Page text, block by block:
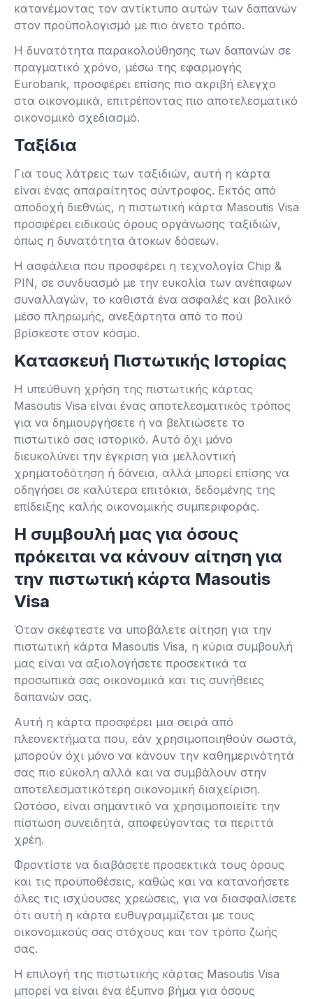
κατανέμοντας τον αντίκτυπο αυτών των δαπανών
στον προϋπολογισμό με πιο άνετο τρόπο.
Η δυνατότητα παρακολούθησης των δαπανών σε
πραγματικό χρόνο, μέσω της εφαρμογής
Eurobank, προσφέρει επίσης πιο ακριβή έλεγχο
στα οικονομικά, επιτρέποντας πιο αποτελεσματικό
οικονομικό σχεδιασμό.
Ταξίδια
Για τους λάτρεις των ταξιδιών, αυτή η κάρτα
είναι ένας απαραίτητος σύντροφος. Εκτός από
αποδοχή διεθνώς, η πιστωτική κάρτα Masoutis Visa
προσφέρει ειδικούς όρους οργάνωσης ταξιδιών,
όπως η δυνατότητα άτοκων δόσεων.
Η ασφάλεια που προσφέρει η τεχνολογία Chip &
PIN, σε συνδυασμό με την ευκολία των ανέπαφων
συναλλαγών, το καθιστά ένα ασφαλές και βολικό
μέσο πληρωμής, ανεξάρτητα από το πού
βρίσκεστε στον κόσμο.
Κατασκευή Πιστωτικής Ιστορίας
Η υπεύθυνη χρήση της πιστωτικής κάρτας
Masoutis Visa είναι ένας αποτελεσματικός τρόπος
για να δημιουργήσετε ή να βελτιώσετε το
πιστωτικό σας ιστορικό. Αυτό όχι μόνο
διευκολύνει την έγκριση για μελλοντική
χρηματοδότηση ή δάνεια, αλλά μπορεί επίσης να
οδηγήσει σε καλύτερα επιτόκια, δεδομένης της
επίδειξης καλής οικονομικής συμπεριφοράς.
Η συμβουλή μας για όσους
πρόκειται να κάνουν αίτηση για
την πιστωτική κάρτα Masoutis
Visa
Όταν σκέφτεστε να υποβάλετε αίτηση για την
πιστωτική κάρτα Masoutis Visa, η κύρια συμβουλή
μας είναι να αξιολογήσετε προσεκτικά τα
προσωπικά σας οικονομικά και τις συνήθειες
δαπανών σας.
Αυτή η κάρτα προσφέρει μια σειρά από
πλεονεκτήματα που, εάν χρησιμοποιηθούν σωστά,
μπορούν όχι μόνο να κάνουν την καθημερινότητά
σας πιο εύκολη αλλά και να συμβάλουν στην
αποτελεσματικότερη οικονομική διαχείριση.
Ωστόσο, είναι σημαντικό να χρησιμοποιείτε την
πίστωση συνειδητά, αποφεύγοντας τα περιττά
χρέη.
Φροντίστε να διαβάσετε προσεκτικά τους όρους
και τις προϋποθέσεις, καθώς και να κατανοήσετε
όλες τις ισχύουσες χρεώσεις, για να διασφαλίσετε
ότι αυτή η κάρτα ευθυγραμμίζεται με τους
οικονομικούς σας στόχους και τον τρόπο ζωής
σας.
Η επιλογή της πιστωτικής κάρτας Masoutis Visa
μπορεί να είναι ένα έξυπνο βήμα για όσους